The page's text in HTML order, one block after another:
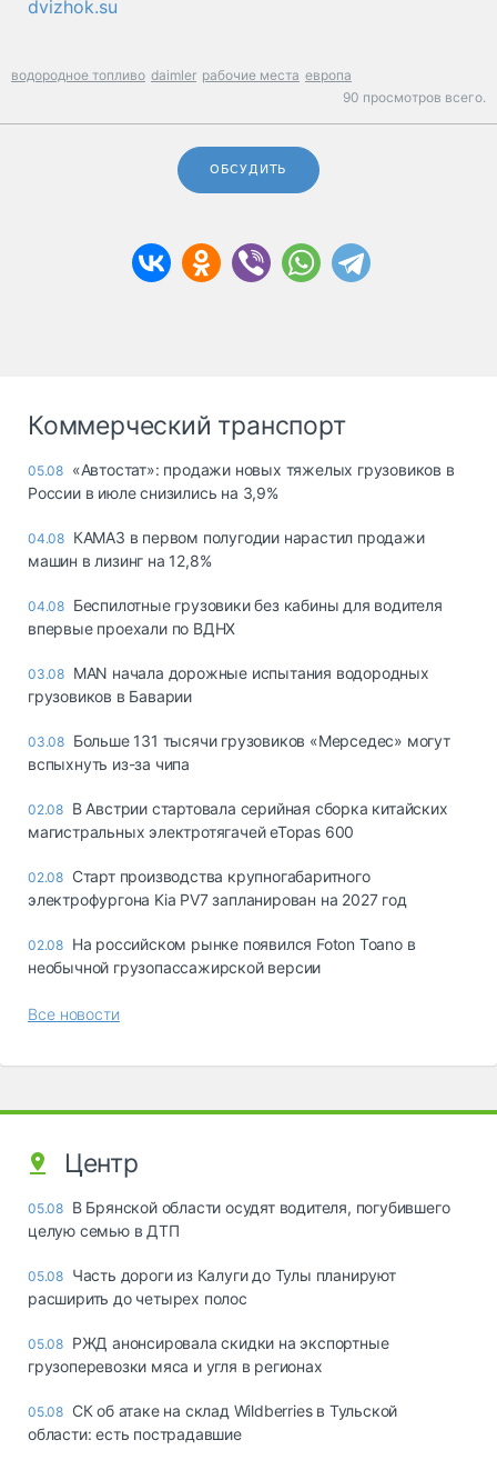
dvizhok.su
водородное топливо daimler рабочие места европа
90 просмотров всего.
ОБСУДИТЬ
Коммерческий транспорт
05.08 «Автостат»: продажи новых тяжелых грузовиков в
России в июле снизились на 3,9%
04.08 КАМАЗ в первом полугодии нарастил продажи
машин в лизинг на 12,8%
04.08 Беспилотные грузовики без кабины для водителя
впервые проехали по ВДНХ
03.08 MAN начала дорожные испытания водородных
грузовиков в Баварии
03.08 Больше 131 тысячи грузовиков «Мерседес» могут
вспыхнуть из-за чипа
02.08 В Австрии стартовала серийная сборка китайских
магистральных электротягачей eTopas 600
02.08 Старт производства крупногабаритного
электрофургона Kia PV7 запланирован на 2027 год
02.08 На российском рынке появился Foton Toano в
необычной грузопассажирской версии
Все новости
Центр
05.08 В Брянской области осудят водителя, погубившего
целую семью в ДТП
05.08 Часть дороги из Калуги до Тулы планируют
расширить до четырех полос
05.08 РЖД анонсировала скидки на экспортные
грузоперевозки мяса и угля в регионах
05.08 СК об атаке на склад Wildberries в Тульской
области: есть пострадавшие